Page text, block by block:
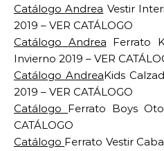
CatálogoAndrea Vestir
2019 – VER CATÁLOGO
Catálogo Andrea Ferrato
Invierno 2019 – VER
Catálogo AndreaKids
2019 – VER CATÁLOGO
Catálogo Ferrato Boys
CATÁLOGO
Catálogo Ferrato Vestir